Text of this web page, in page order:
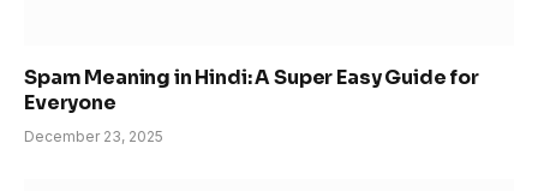
Spam Meaning in Hindi: A Super Easy Guide for
Everyone
December 23, 2025